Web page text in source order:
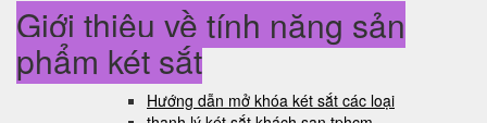
Giới thiệu về tính năng sản
phẩm két sắt
Hướng dẫn mở khóa két sắt các loại